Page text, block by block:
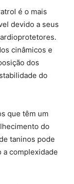
é o mais
devido a seus
cinâmicos e
dos
do
que têm um
do
taninos pode
a complexidade